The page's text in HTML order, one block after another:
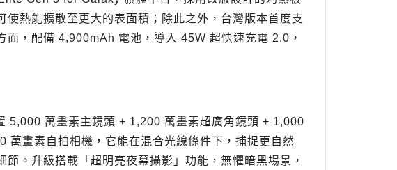
熱能擴散至更大的表面積；除此之外，台灣版本首度支
，配備 4,900mAh 電池，導入 45W 超快速充電 2.0，
5,000 萬畫素主鏡頭 + 1,200 萬畫素超廣角鏡頭 + 1,000
畫素自拍相機，它能在混合光線條件下，捕捉更自然
。升級搭載「超明亮夜幕攝影」功能，無懼暗黑場景，